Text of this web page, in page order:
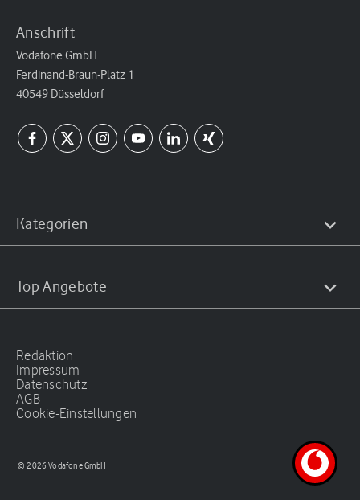
Anschrift
Vodafone GmbH
Ferdinand-Braun-Platz 1
40549 Düsseldorf
Kategorien
Top Angebote
Redaktion
Impressum
Datenschutz
AGB
Cookie-Einstellungen
© 2026 Vodafone GmbH